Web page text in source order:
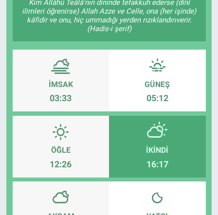
Kim Allâhü Teâlâ'nın dininde tefakkuh ederse (dînî
ilimleri öğrenirse) Allah Azze ve Celle, ona (her işinde)
kâfidir ve onu, hiç ummadığı yerden rızıklandırıverir.
(Hadis-i şerif)
İMSAK
03:33
GÜNEŞ
05:12
ÖĞLE
12:26
İKINDI
16:17